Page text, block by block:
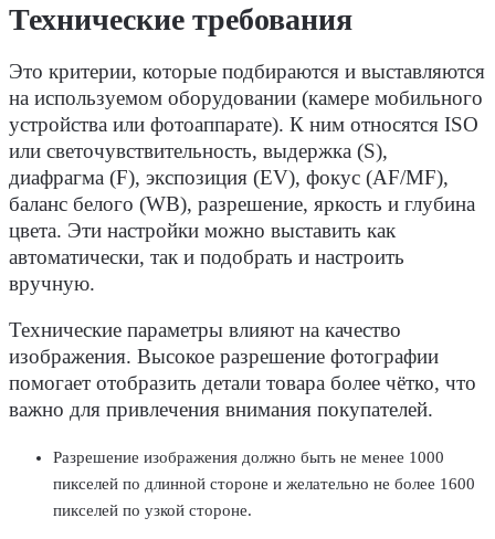
Технические требования
Это критерии, которые подбираются и выставляются
на используемом оборудовании (камере мобильного
устройства или фотоаппарате). К ним относятся ISO
или светочувствительность, выдержка (S),
диафрагма (F), экспозиция (EV), фокус (AF/MF),
баланс белого (WB), разрешение, яркость и глубина
цвета. Эти настройки можно выставить как
автоматически, так и подобрать и настроить
вручную.
Технические параметры влияют на качество
изображения. Высокое разрешение фотографии
помогает отобразить детали товара более чётко, что
важно для привлечения внимания покупателей.
Разрешение изображения должно быть не менее 1000
пикселей по длинной стороне и желательно не более 1600
пикселей по узкой стороне.